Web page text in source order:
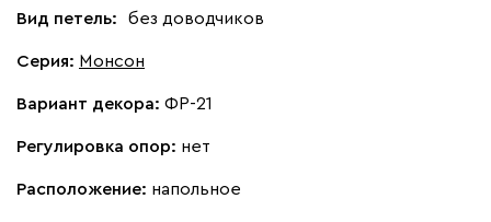
Вид петель: без доводчиков
Серия: Монсон
Вариант декора: ФР-21
Регулировка опор: нет
Расположение: напольное